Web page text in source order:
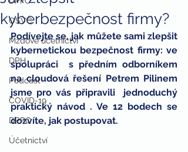
OSVČ
Mzdové účetnictví
DPH
Podcast
COVID-19
DPPO
Účetnictví
kyberbezpečnost firmy?
Podívejte se, jak můžete sami zlepšit
kybernetickou bezpečnost firmy: ve
spolupráci  s předním odborníkem
na cloudová řešení Petrem Pilinem
jsme pro vás připravili  jednoduchý
praktický návod . Ve 12 bodech se
dozvíte, jak postupovat.